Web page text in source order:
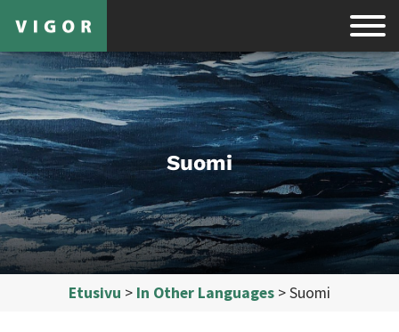
Suomi
Etusivu > In Other Languages >Suomi